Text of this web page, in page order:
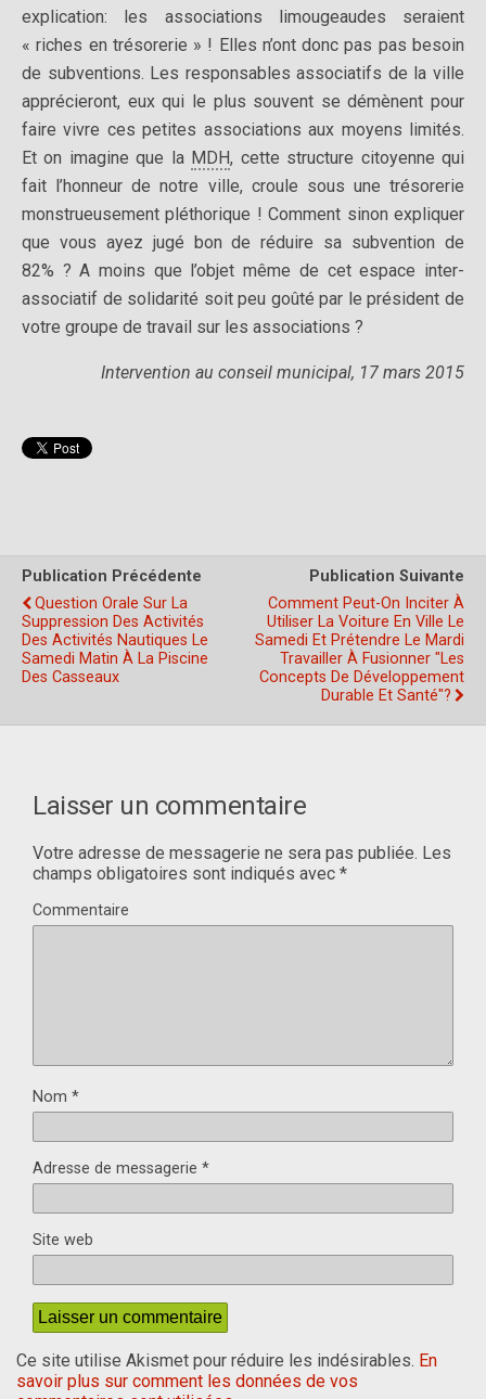
explication: les associations limougeaudes seraient
« riches en trésorerie » ! Elles n’ont donc pas pas besoin
de subventions. Les responsables associatifs de la ville
apprécieront, eux qui le plus souvent se démènent pour
faire vivre ces petites associations aux moyens limités.
Et on imagine que la MDH, cette structure citoyenne qui
fait l’honneur de notre ville, croule sous une trésorerie
monstrueusement pléthorique ! Comment sinon expliquer
que vous ayez jugé bon de réduire sa subvention de
82% ? A moins que l’objet même de cet espace inter-
associatif de solidarité soit peu goûté par le président de
votre groupe de travail sur les associations ?
Intervention au conseil municipal, 17 mars 2015
Publication Précédente
Question Orale Sur La
Suppression Des Activités
Des Activités Nautiques Le
Samedi Matin À La Piscine
Des Casseaux
Publication Suivante
Comment Peut-On Inciter À
Utiliser La Voiture En Ville Le
Samedi Et Prétendre Le Mardi
Travailler À Fusionner "les
Concepts De Développement
Durable Et Santé"?
Laisser un commentaire
Votre adresse de messagerie ne sera pas publiée. Les
champs obligatoires sont indiqués avec *
Commentaire
Nom *
Adresse de messagerie *
Site web
Ce site utilise Akismet pour réduire les indésirables. En
savoir plus sur comment les données de vos